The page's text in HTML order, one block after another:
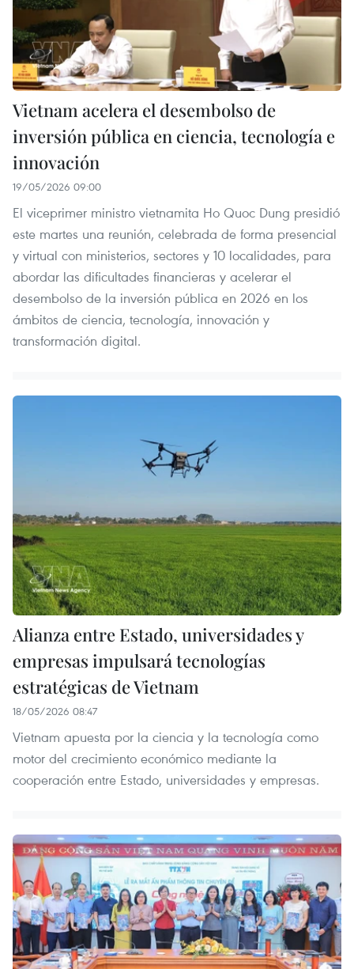
Vietnam acelera el desembolso de
inversión pública en ciencia, tecnología e
innovación
19/05/2026 09:00
El viceprimer ministro vietnamita Ho Quoc Dung presidió
este martes una reunión, celebrada de forma presencial
y virtual con ministerios, sectores y 10 localidades, para
abordar las dificultades financieras y acelerar el
desembolso de la inversión pública en 2026 en los
ámbitos de ciencia, tecnología, innovación y
transformación digital.
Alianza entre Estado, universidades y
empresas impulsará tecnologías
estratégicas de Vietnam
18/05/2026 08:47
Vietnam apuesta por la ciencia y la tecnología como
motor del crecimiento económico mediante la
cooperación entre Estado, universidades y empresas.